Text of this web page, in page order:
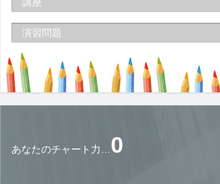
講座
演習問題
あなたのチャート力…0